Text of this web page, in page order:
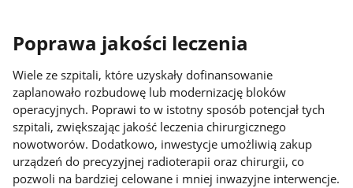
Poprawa jakości leczenia
Wiele ze szpitali, które uzyskały dofinansowanie
zaplanowało rozbudowę lub modernizację bloków
operacyjnych. Poprawi to w istotny sposób potencjał tych
szpitali, zwiększając jakość leczenia chirurgicznego
nowotworów. Dodatkowo, inwestycje umożliwią zakup
urządzeń do precyzyjnej radioterapii oraz chirurgii, co
pozwoli na bardziej celowane i mniej inwazyjne interwencje.